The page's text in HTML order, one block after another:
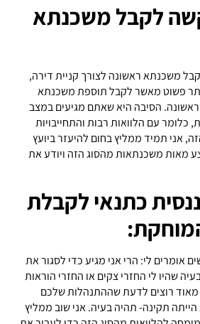
לקבל משכנתא
משכנתא ראשונה לצורך קניית דירה,
פשוט מאשר לקבל תוספת משכנתא
הסיבה היא שאתם מגיעים במצב
כלומר עם הלוואות רבות והתחייבויות
אני תמיד ממליץ בחום להיעזר ביועץ
מאות משכנתאות מהסוג הזה ויודע את
כתנאי לקבלת
אומרים לי: הרי אני מגיע כדי לסגור את
שהיו לי החזרי צקים או החזרי הוראות
מאוד רוצים לדעת שההתנהלות שלכם
תקינה- תהיה בעיה. אני שוב ממליץ